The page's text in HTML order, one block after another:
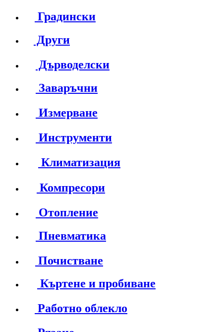
Градински
Други
Дърводелски
Заваръчни
Измерване
Инструменти
Климатизация
Компресори
Отопление
Пневматика
Почистване
Къртене и пробиване
Работно облекло